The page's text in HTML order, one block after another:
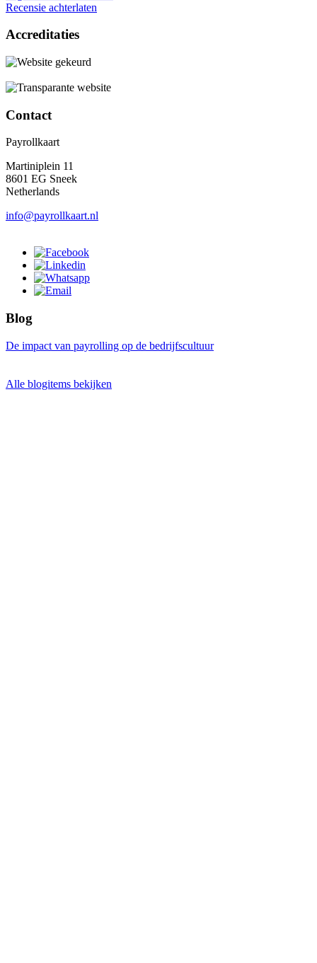
Recensie achterlaten
Accreditaties
Contact
Payrollkaart
Martiniplein 11
8601 EG Sneek
Netherlands
info@payrollkaart.nl
Blog
De impact van payrolling op de bedrijfscultuur
Alle blogitems bekijken